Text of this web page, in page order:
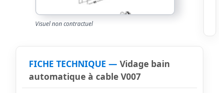
Visuel non contractuel
FICHE TECHNIQUE — Vidage bain
automatique à cable V007